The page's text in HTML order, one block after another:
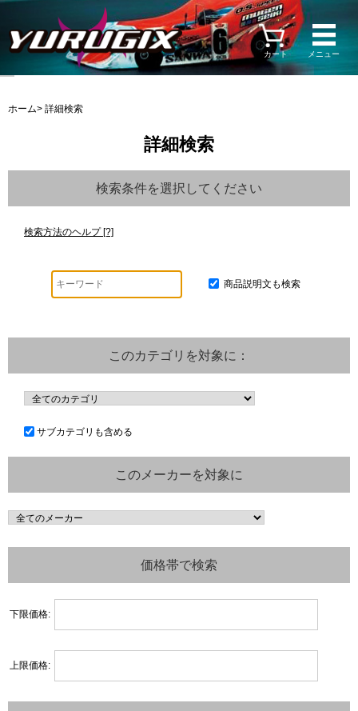
カート メニュー
ホーム> 詳細検索
詳細検索
検索条件を選択してください
検索方法のヘルプ [?]
商品説明文も検索
このカテゴリを対象に：
サブカテゴリも含める
このメーカーを対象に
価格帯で検索
下限価格:
上限価格: